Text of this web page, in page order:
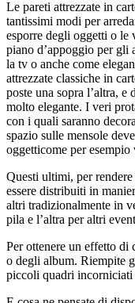
Le pareti attrezzate in
tantissimi modi per
esporre degli oggetti o le
piano d’appoggio per gli
la tv o anche come
attrezzate classiche in
poste una sopra l’altra,
molto elegante. I veri
con i quali saranno
spazio sulle mensole
oggetticome per
Questi ultimi, per
essere distribuiti in
altri tradizionalmente in
pila e l’altra per altri
Per ottenere un effetto di
o degli album. Riempite
piccoli quadri incorniciati